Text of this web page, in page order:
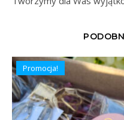
Promocja!